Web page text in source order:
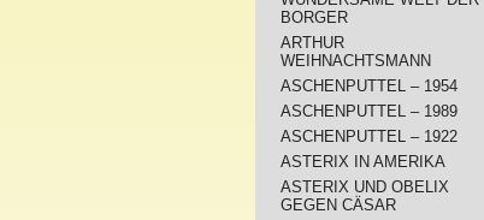
BORGER
ARTHUR
WEIHNACHTSMANN
ASCHENPUTTEL – 1954
ASCHENPUTTEL – 1989
ASCHENPUTTEL – 1922
ASTERIX IN AMERIKA
ASTERIX UND OBELIX
GEGEN CÄSAR